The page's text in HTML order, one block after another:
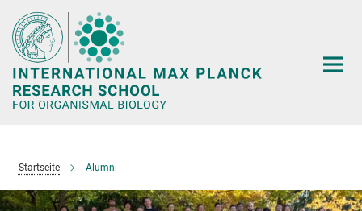
Hauptinhalt
Startseite Alumni